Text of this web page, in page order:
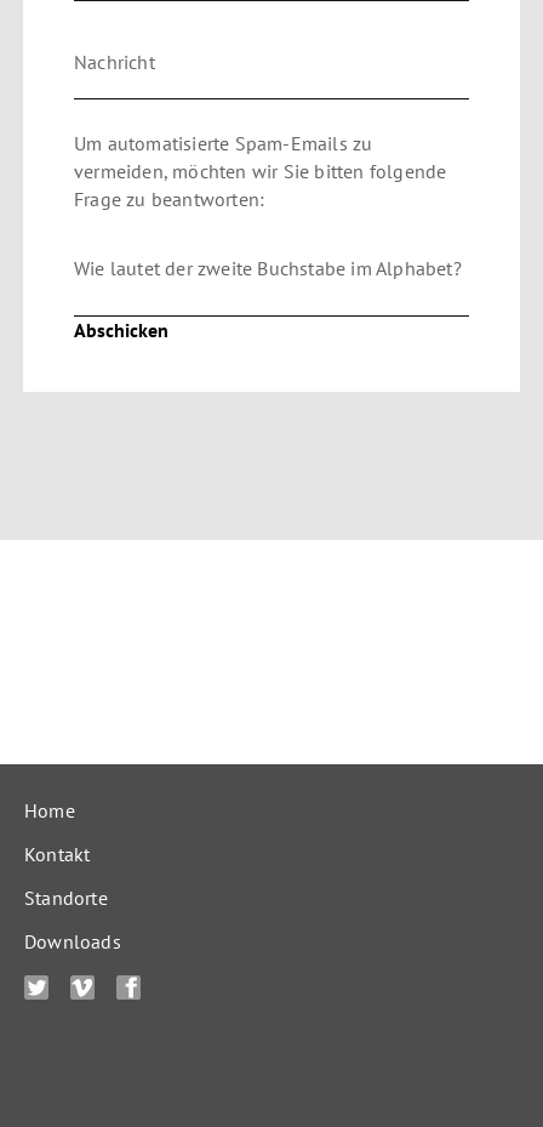
Nachricht
Um automatisierte Spam-Emails zu
vermeiden, möchten wir Sie bitten folgende
Frage zu beantworten:
Wie lautet der zweite Buchstabe im Alphabet?
Home
Kontakt
Standorte
Downloads